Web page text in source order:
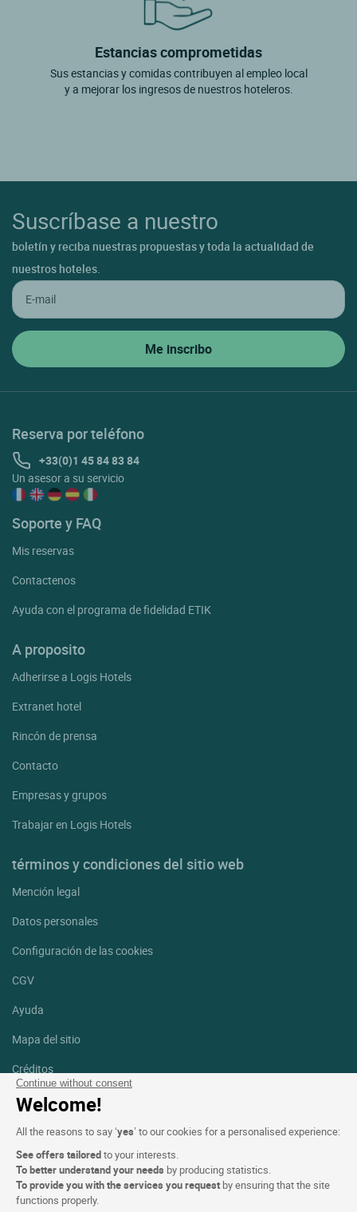
Continue without consent
Welcome!
All the reasons to say ‘yes’ to our cookies for a personalised experience:
See offers tailoredto your interests.
To better understand your needs by producing statistics.
To provide you with the services you request by ensuring that the site
functions properly.
Estancias comprometidas
Sus estancias y comidas contribuyen al empleo local
y a mejorar los ingresos de nuestros hoteleros.
Suscríbase a nuestro
boletín y reciba nuestras propuestas y toda la actualidad de
nuestros hoteles.
Reserva por teléfono
+33(0)1 45 84 83 84
Un asesor a su servicio
Soporte y FAQ
Mis reservas
Contactenos
Ayuda con el programa de fidelidad ETIK
A proposito
Adherirse a Logis Hotels
Extranet hotel
Rincón de prensa
Contacto
Empresas y grupos
Trabajar en Logis Hotels
términos y condiciones del sitio web
Mención legal
Datos personales
Configuración de las cookies
CGV
Ayuda
Mapa del sitio
Créditos
fotografías
Facebook
Instagram
Linkedin